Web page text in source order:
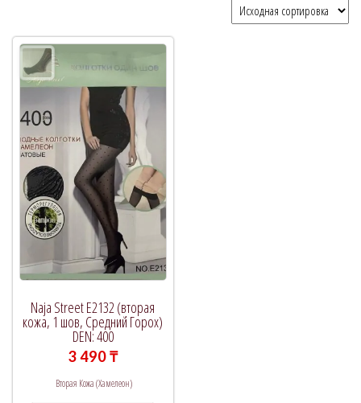
Категории товаров
Naja Street E2132 (вторая
кожа, 1 шов, Средний Горох)
DEN: 400
3 490₸
Вторая Кожа (Хамелеон)